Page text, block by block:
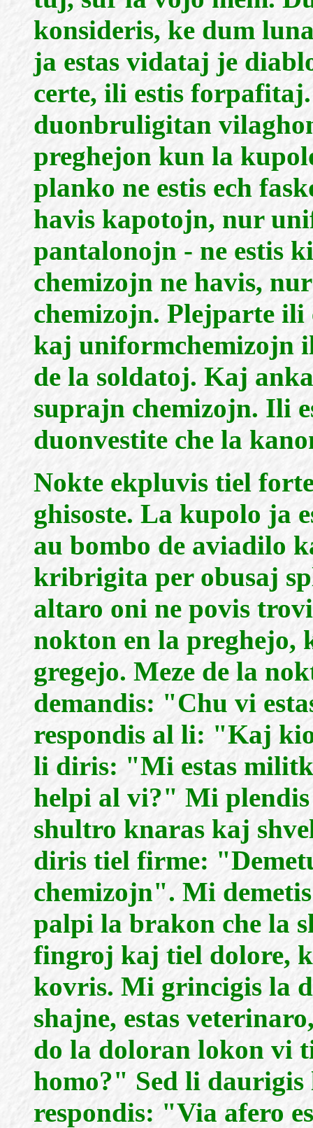
konsideris, ke dum
ja estas vidataj je
certe, ili estis
duonbruligitan
preghejon kun la
planko ne estis ech
havis kapotojn, nur
pantalonojn - ne estis
chemizojn ne havis,
chemizojn. Plejparte
kaj uniformchemizojn
de la soldatoj. Kaj
suprajn chemizojn. Ili
duonvestite che la
Nokte ekpluvis tiel
ghisoste. La kupolo ja
au bombo de aviadilo
kribrigita per obusaj
altaro oni ne povis
nokton en la preghejo,
gregejo. Meze de la
demandis: "Chu vi
respondis al li: "Kaj
li diris: "Mi estas
helpi al vi?" Mi
shultro knaras kaj
diris tiel firme:
chemizojn". Mi
palpi la brakon che la
fingroj kaj tiel dolore,
kovris. Mi grincigis la
shajne, estas
do la doloran lokon vi
homo?" Sed li
respondis: "Via afero